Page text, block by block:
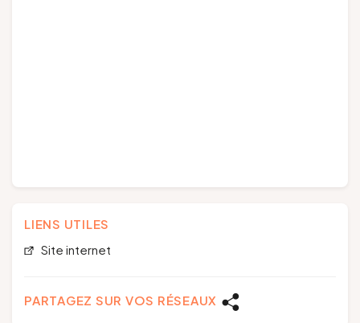
LIENS UTILES
Site internet
PARTAGEZ SUR VOS RÉSEAUX